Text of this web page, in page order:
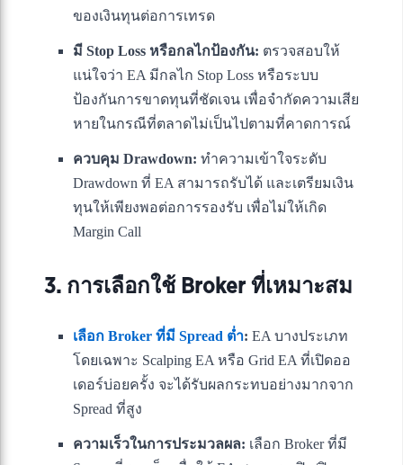
ของเงินทุนต่อการเทรด
มี Stop Loss หรือกลไกป้องกัน: ตรวจสอบให้
แน่ใจว่า EA มีกลไก Stop Loss หรือระบบ
ป้องกันการขาดทุนที่ชัดเจน เพื่อจำกัดความเสีย
หายในกรณีที่ตลาดไม่เป็นไปตามที่คาดการณ์
ควบคุม Drawdown: ทำความเข้าใจระดับ
Drawdown ที่ EA สามารถรับได้ และเตรียมเงิน
ทุนให้เพียงพอต่อการรองรับ เพื่อไม่ให้เกิด
Margin Call
3. การเลือกใช้ Broker ที่เหมาะสม
เลือก Broker ที่มี Spread ต่ำ: EA บางประเภท
โดยเฉพาะ Scalping EA หรือ Grid EA ที่เปิดออ
เดอร์บ่อยครั้ง จะได้รับผลกระทบอย่างมากจาก
Spread ที่สูง
ความเร็วในการประมวลผล: เลือก Broker ที่มี